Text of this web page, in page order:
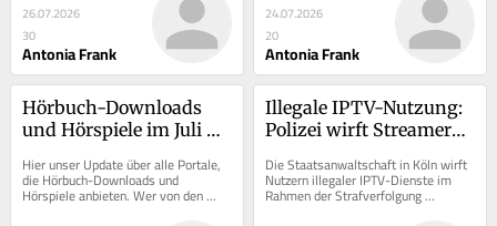
26.07.2026
30
Antonia Frank
24.07.2026
20
Antonia Frank
Hörbuch-Downloads
und Hörspiele im Juli
Hier unser Update über alle Portale,
die Hörbuch-Downloads und
Hörspiele anbieten. Wer von den
illegalen Websites ist derzeit noch
Illegale IPTV-Nutzung:
Polizei wirft Streamern
Die Staatsanwaltschaft in Köln wirft
Nutzern illegaler IPTV-Dienste im
Rahmen der Strafverfolgung
Geldwäsche vor, heißt es. Stimmt